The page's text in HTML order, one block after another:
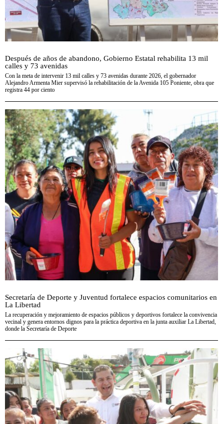
Después de años de abandono, Gobierno Estatal rehabilita 13 mil
calles y 73 avenidas
Con la meta de intervenir 13 mil calles y 73 avenidas durante 2026, el gobernador
Alejandro Armenta Mier supervisó la rehabilitación de la Avenida 105 Poniente, obra que
registra 44 por ciento
Secretaría de Deporte y Juventud fortalece espacios comunitarios en
La Libertad
La recuperación y mejoramiento de espacios públicos y deportivos fortalece la convivencia
vecinal y genera entornos dignos para la práctica deportiva en la junta auxiliar La Libertad,
donde la Secretaría de Deporte